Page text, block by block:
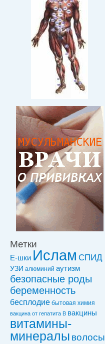
Метки
Е-шки Ислам СПИД
УЗИ алюминий аутизм
безопасные роды
беременность
бесплодие бытовая химия
вакцинa от гепатита В вакцины
витамины-
минералы волосы